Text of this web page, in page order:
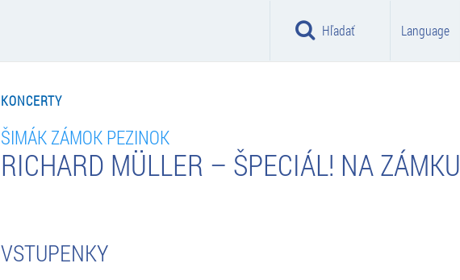
Hľadať Language
KONCERTY
ŠIMÁK ZÁMOK PEZINOK
RICHARD MÜLLER – ŠPECIÁL! NA ZÁMKU
VSTUPENKY